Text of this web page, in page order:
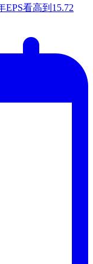
EPS看高到15.72